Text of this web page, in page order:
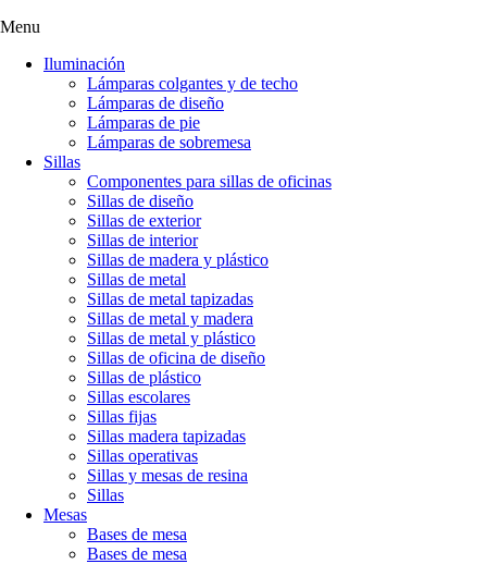
Menu
Iluminación
Lámparas colgantes y de techo
Lámparas de diseño
Lámparas de pie
Lámparas de sobremesa
Sillas
Componentes para sillas de oficinas
Sillas de diseño
Sillas de exterior
Sillas de interior
Sillas de madera y plástico
Sillas de metal
Sillas de metal tapizadas
Sillas de metal y madera
Sillas de metal y plástico
Sillas de oficina de diseño
Sillas de plástico
Sillas escolares
Sillas fijas
Sillas madera tapizadas
Sillas operativas
Sillas y mesas de resina
Sillas
Mesas
Bases de mesa
Bases de mesa